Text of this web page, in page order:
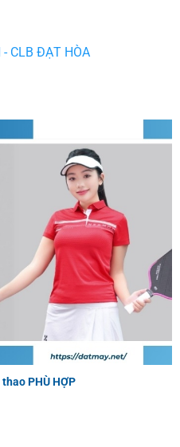
- CLB ĐẠT HÒA
PHÙ HỢP